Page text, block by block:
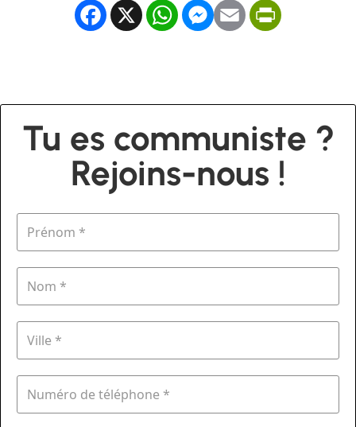
Facebook
X WhatsApp
Messenger
Email
Tu es communiste ?
Rejoins-nous !